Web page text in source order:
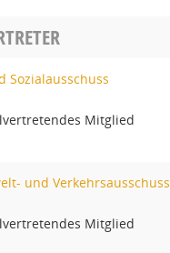
Sozialausschuss
Mitglied
und Verkehrsausschuss
Mitglied